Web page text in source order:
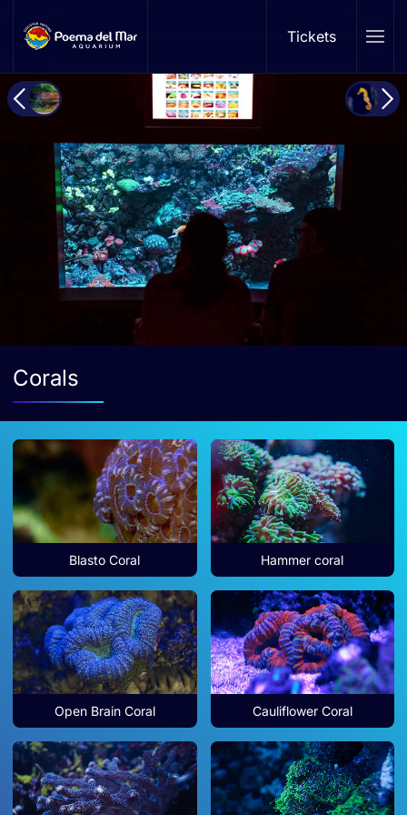
Esta página web usa cookies
Las cookies de este sitio web se usan para personalizar
el contenido y los anuncios, ofrecer funciones de redes
sociales y analizar el tráfico. Además, compartimos
información sobre el uso que haga del sitio web con
Skip to main content Tickets
Corals
Blasto Coral Hammer coral
Open Brain Coral Cauliflower Coral